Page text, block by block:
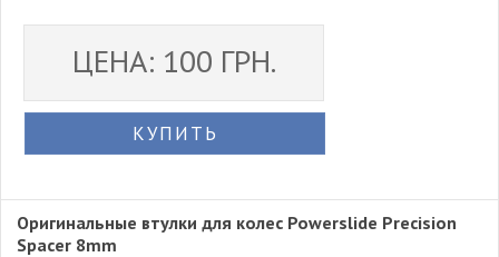
ЦЕНА: 100 ГРН.
КУПИТЬ
Оригинальные втулки для колес Powerslide Precision
Spacer 8mm